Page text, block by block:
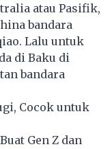
atau Pasifik,
bandara
Lalu untuk
di Baku di
bandara
Cocok untuk
Gen Z dan